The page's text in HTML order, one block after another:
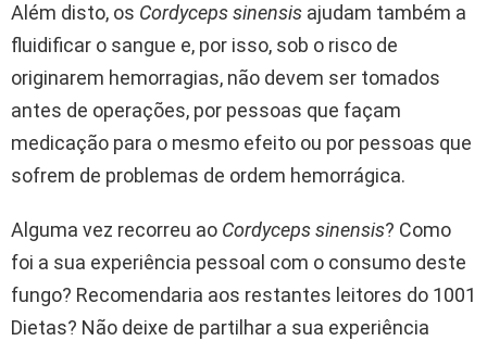
Além disto, os Cordyceps sinensis ajudam também a
fluidificar o sangue e, por isso, sob o risco de
originarem hemorragias, não devem ser tomados
antes de operações, por pessoas que façam
medicação para o mesmo efeito ou por pessoas que
sofrem de problemas de ordem hemorrágica.
Alguma vez recorreu ao Cordyceps sinensis? Como
foi a sua experiência pessoal com o consumo deste
fungo? Recomendaria aos restantes leitores do 1001
Dietas? Não deixe de partilhar a sua experiência